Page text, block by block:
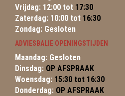
Vrijdag: 12:00 tot 17:30
Zaterdag: 10:00 tot 16:30
Zondag: Gesloten
ADVIESBALIE OPENINGSTIJDEN
Maandag: Gesloten
Dinsdag: OP AFSPRAAK
Woensdag: 15:30 tot 16:30
Donderdag: OP AFSPRAAK